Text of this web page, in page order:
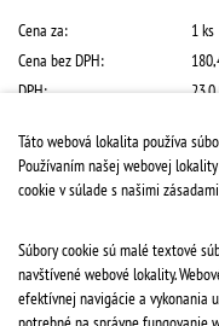
Cena za:
1 ks
Cena bez DPH:
DPH:
23.0
Množstvo:
PLU:
MJ:
ks
Táto webová lokalita používa
Používaním našej webovej
cookie v súlade s našimi
Súbory cookie sú malé textové
navštívené webové lokality.
efektívnej navigácie a vykonania